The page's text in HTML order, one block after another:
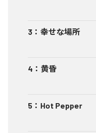
3 ： 幸せな場所
4 ： 黄昏
5 ： Hot Pepper